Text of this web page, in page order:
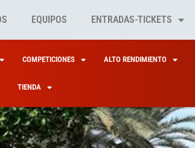
EQUIPOS ENTRADAS-TICKETS
COMPETICIONES ALTO RENDIMIENTO
TIENDA